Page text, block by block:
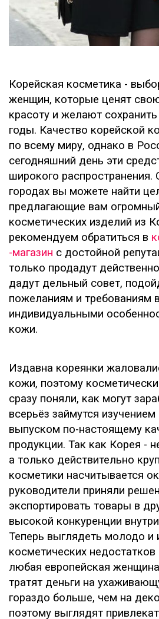
Корейская косметика -
женщин, которые ценят
красоту и желают
годы. Качество корейской
по всему миру, однако в
сегодняшний день эти
широкого
городах вы можете найти
предлагающие вам
косметических изделий из
рекомендуем обратиться в
-магазин с достойной
только продадут
дадут дельный совет,
пожеланиям и требованиям
индивидуальными
кожи.
Издавна кореянки
кожи, поэтому
сразу поняли, как могут
всерьёз займутся
выпуском по-настоящему
продукции. Так как Корея -
а только действительно
косметики насчитывается
руководители приняли
экспортировать товары в
высокой конкуренции
Теперь выглядеть молодо и
косметических
любая европейская
тратят деньги на
гораздо больше, чем на
поэтому выглядят